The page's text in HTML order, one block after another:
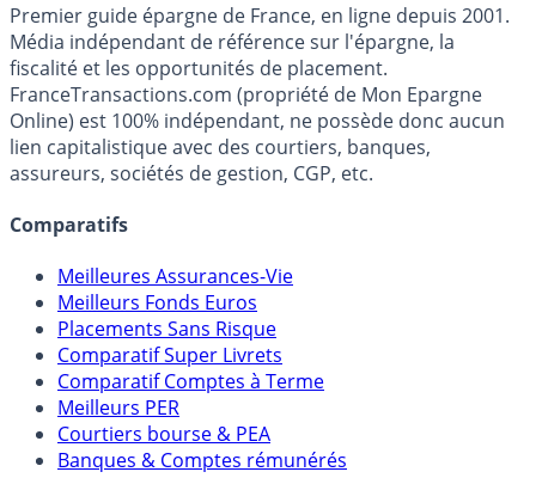
Premier guide épargne de France, en ligne depuis 2001.
Média indépendant de référence sur l'épargne, la
fiscalité et les opportunités de placement.
FranceTransactions.com (propriété de Mon Epargne
Online) est 100% indépendant, ne possède donc aucun
lien capitalistique avec des courtiers, banques,
assureurs, sociétés de gestion, CGP, etc.
Comparatifs
Meilleures Assurances-Vie
Meilleurs Fonds Euros
Placements Sans Risque
Comparatif Super Livrets
Comparatif Comptes à Terme
Meilleurs PER
Courtiers bourse & PEA
Banques & Comptes rémunérés